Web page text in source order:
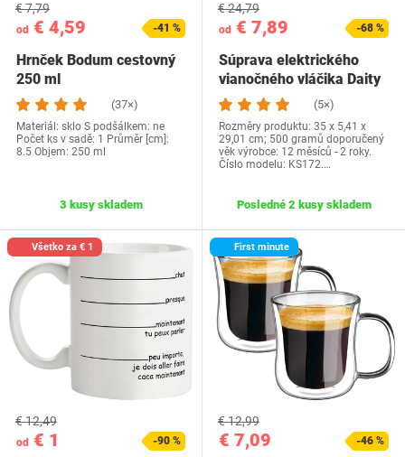
od € 4,59
€ 7,79
-41 %
Hrnček Bodum cestovný
250 ml
(37×)
Materiál: sklo S podšálkem: ne
Počet ks v sadě: 1 Průměr [cm]:
8.5 Objem: 250 ml
3 kusy skladem
od € 7,89
€ 24,79
-68 %
Súprava elektrického
vianočného vláčika Daity
s jemným…
(5×)
Rozměry produktu: 35 x 5,41 x
29,01 cm; 500 gramů doporučený
věk výrobce: 12 měsíců - 2 roky.
Číslo modelu: KS172.…
Posledné 2 kusy skladem
Všetko za € 1
od € 1
€ 12,49
-90 %
First minute
€ 7,09
€ 12,99
-46 %